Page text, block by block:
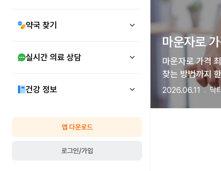
약국 찾기
실시간 의료 상담
건강 정보
앱 다운로드
로그인/가입
마운자로
마운자로 가격
찾는 방법까지
2026.06.11 닥